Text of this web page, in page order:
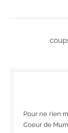
Pour ne rien
Coeur de